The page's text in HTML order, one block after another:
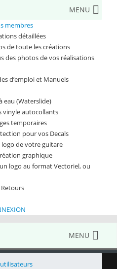
MENU
membres
détaillées
de toute les créations
des photos de vos réalisations
d’emploi et Manuels
eau (Waterslide)
vinyle autocollants
temporaires
pour vos Decals
logo de votre guitare
graphique
logo au format Vectoriel, ou
MENU